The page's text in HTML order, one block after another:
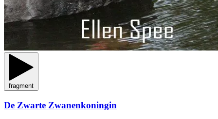
fragment
De Zwarte Zwanenkoningin